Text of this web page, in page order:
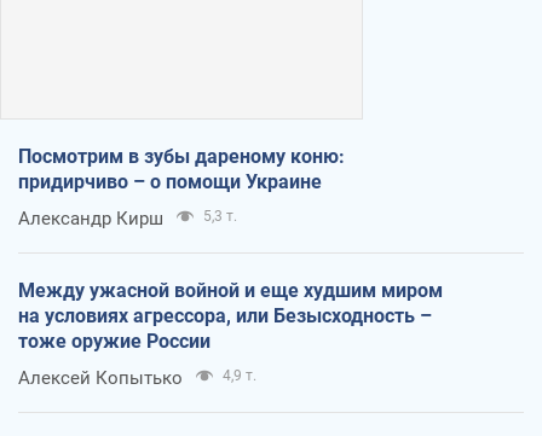
Посмотрим в зубы дареному коню:
придирчиво – о помощи Украине
Александр Кирш 5,3 т.
Между ужасной войной и еще худшим миром
на условиях агрессора, или Безысходность –
тоже оружие России
Алексей Копытько 4,9 т.